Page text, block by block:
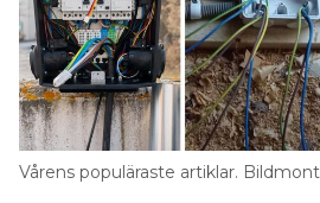
Vårens populäraste artiklar.